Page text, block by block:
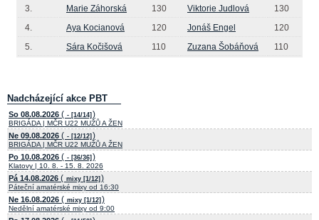
3.
Marie Záhorská 130 Viktorie Judlová
130
4.
Aya Kocianová 120 Jonáš Engel
120
5.
Sára Kočišová 110 Zuzana Šobáňová 110
Nadcházející akce PBT
So 08.08.2026 ( - [14/14] )
BRIGÁDA | MČR U22 MUŽŮ A ŽEN
Ne 09.08.2026 ( - [12/12] )
BRIGÁDA | MČR U22 MUŽŮ A ŽEN
Po 10.08.2026 ( - [36/36] )
Klatovy | 10. 8. - 15. 8. 2026
Pá 14.08.2026 ( mixy [1/12] )
Páteční amatérské mixy od 16:30
Ne 16.08.2026 ( mixy [1/12] )
Nedělní amatérské mixy od 9:00